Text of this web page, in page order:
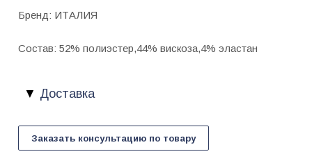
Бренд: ИТАЛИЯ
Состав: 52% полиэстер,44% вискоза,4% эластан
Доставка
Заказать консультацию по товару